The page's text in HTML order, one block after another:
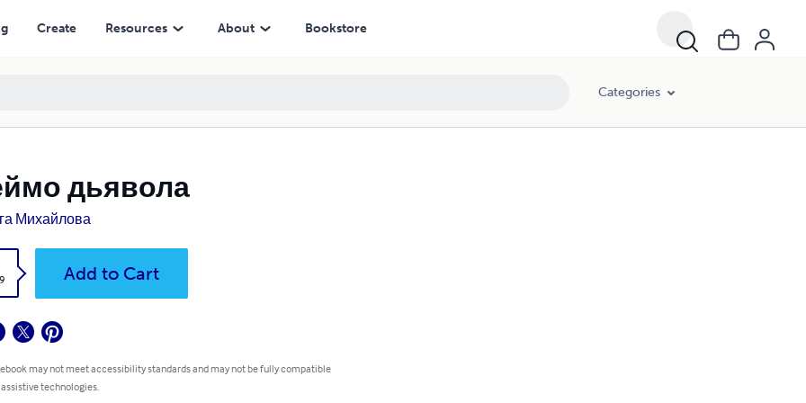
Create Resources About Bookstore
Categories
дьявола
Михайлова
Add to Cart
may not meet accessibility standards and may not be fully compatible
technologies.